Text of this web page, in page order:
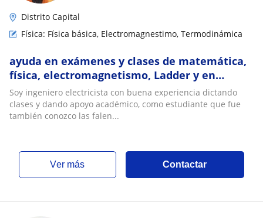
Distrito Capital
Física: Física básica, Electromagnestimo, Termodinámica
ayuda en exámenes y clases de matemática,
física, electromagnetismo, Ladder y en
cualquier otra materia, tu solo pregunta
Soy ingeniero electricista con buena experiencia dictando
clases y dando apoyo académico, como estudiante que fue
también conozco las falen...
ver más Contactar